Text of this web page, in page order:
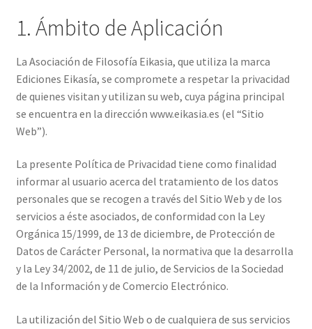
1. Ámbito de Aplicación
La Asociación de Filosofía Eikasia, que utiliza la marca
Ediciones Eikasía, se compromete a respetar la privacidad
de quienes visitan y utilizan su web, cuya página principal
se encuentra en la dirección www.eikasia.es (el “Sitio
Web”).
La presente Política de Privacidad tiene como finalidad
informar al usuario acerca del tratamiento de los datos
personales que se recogen a través del Sitio Web y de los
servicios a éste asociados, de conformidad con la Ley
Orgánica 15/1999, de 13 de diciembre, de Protección de
Datos de Carácter Personal, la normativa que la desarrolla
y la Ley 34/2002, de 11 de julio, de Servicios de la Sociedad
de la Información y de Comercio Electrónico.
La utilización del Sitio Web o de cualquiera de sus servicios